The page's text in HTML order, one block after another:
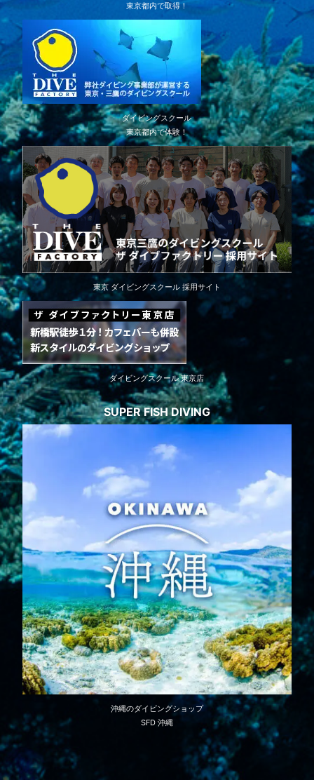
東京都内で取得！
ダイビングスクール
東京都内で体験！
東京 ダイビングスクール 採用サイト
ダイビングスクール 東京店
SUPER FISH DIVING
沖縄のダイビングショップ
SFD 沖縄